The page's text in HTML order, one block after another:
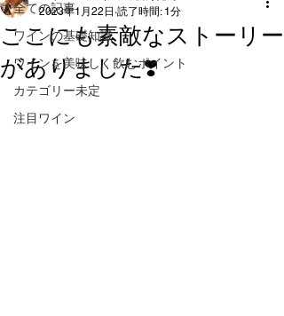
全ての記事
ワインの基礎知識
ワインを美味しく飲むポイント
カテゴリー未定
注目ワイン
ここにも素敵なストーリー
がありました❣️
2023年1月22日 読了時間: 1分